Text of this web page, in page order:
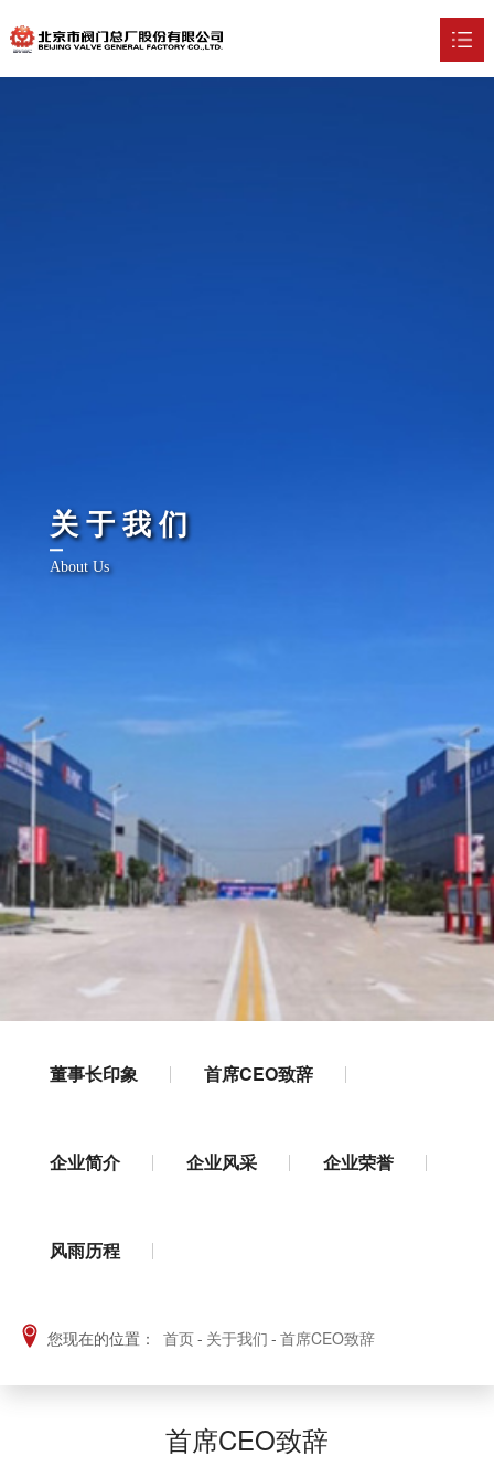
关于我们
About Us
董事长印象 首席CEO致辞
企业简介 企业风采 企业荣誉
风雨历程
您现在的位置： 首页- 关于我们 - 首席CEO致辞
首席CEO致辞